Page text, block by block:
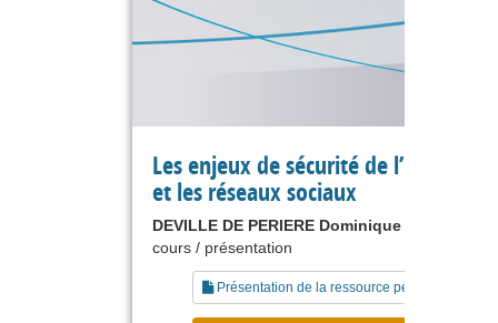
Les enjeux de sécurité de
et les réseaux sociaux
DEVILLE DE PERIERE Dominique
cours / présentation
Présentation de la ressource pédagogique